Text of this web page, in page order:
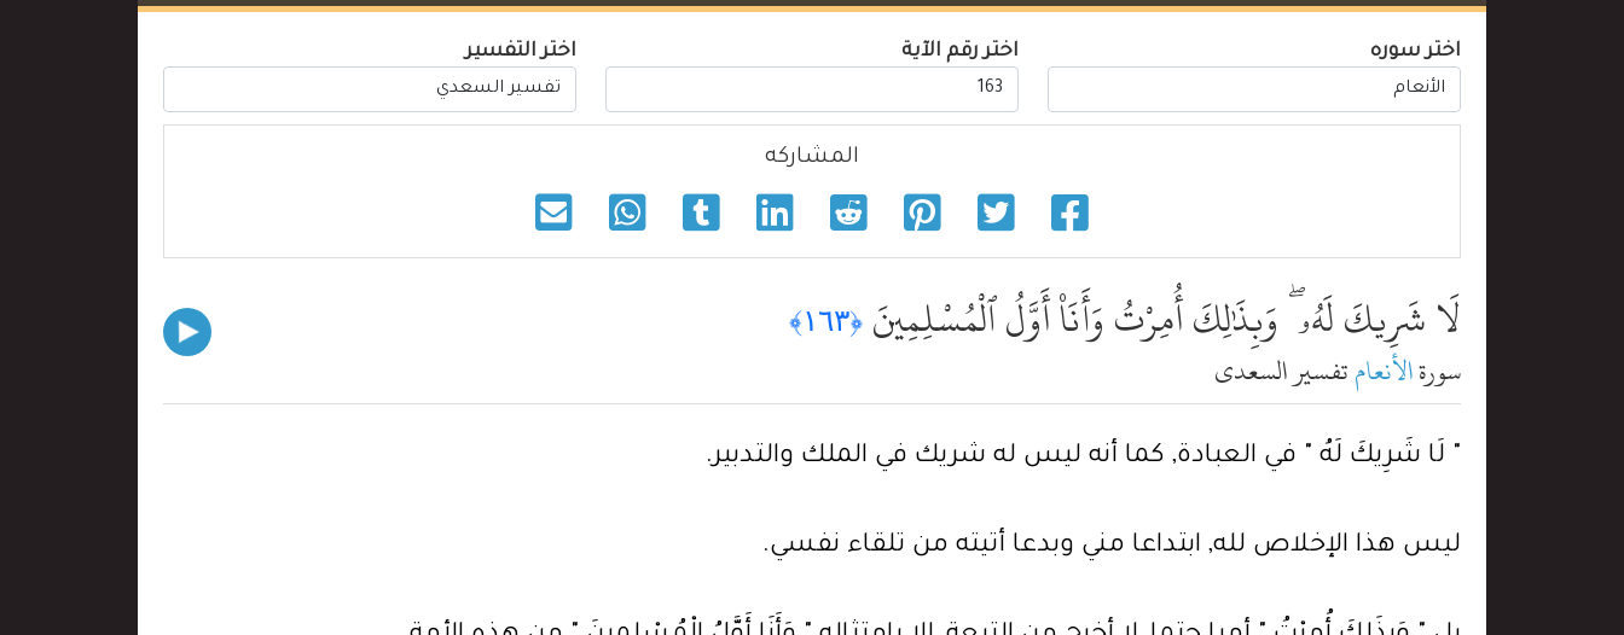
اختر سوره اختر رقم الآية اختر التفسير
المشاركه
لَا شَرِيكَ لَهُۥ ۖ وَبِذَٰلِكَ أُمِرْتُ وَأَنَا۠ أَوَّلُ ٱلْمُسْلِمِينَ ﴿١٦٣﴾
سورةالأنعامتفسير السعدي
" لَا شَرِيكَ لَهُ " في العبادة, كما أنه ليس له شريك في الملك والتدبير.
ليس هذا الإخلاص لله, ابتداعا مني وبدعا أتيته من تلقاء نفسي.